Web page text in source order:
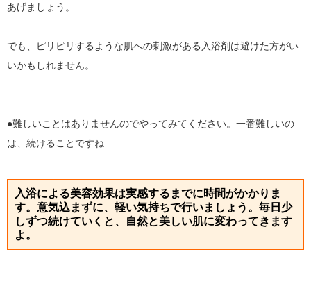
あげましょう。
でも、ピリピリするような肌への刺激がある入浴剤は避けた方がい
いかもしれません。
●難しいことはありませんのでやってみてください。一番難しいの
は、続けることですね
入浴による美容効果は実感するまでに時間がかかりま
す。意気込まずに、軽い気持ちで行いましょう。毎日少
しずつ続けていくと、自然と美しい肌に変わってきます
よ。